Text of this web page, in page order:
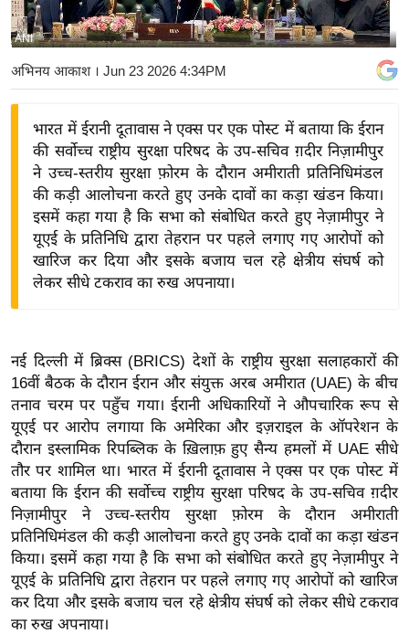
य
बि
ज़
ने
द्यो
वि
ज्ञ
रा
य
ब
ज
ट
खे
ल
क्रि
के
ट
ANI
अभिनय आकाश। Jun 23 2026 4:34PM
भारत में ईरानी दूतावास ने एक्स पर एक पोस्ट में बताया कि ईरान
की सर्वोच्च राष्ट्रीय सुरक्षा परिषद के उप-सचिव ग़दीर निज़ामीपुर
ने उच्च-स्तरीय सुरक्षा फ़ोरम के दौरान अमीराती प्रतिनिधिमंडल
की कड़ी आलोचना करते हुए उनके दावों का कड़ा खंडन किया।
इसमें कहा गया है कि सभा को संबोधित करते हुए नेज़ामीपुर ने
यूएई के प्रतिनिधि द्वारा तेहरान पर पहले लगाए गए आरोपों को
खारिज कर दिया और इसके बजाय चल रहे क्षेत्रीय संघर्ष को
लेकर सीधे टकराव का रुख अपनाया।
नई दिल्ली में ब्रिक्स (BRICS) देशों के राष्ट्रीय सुरक्षा सलाहकारों की
16वीं बैठक के दौरान ईरान और संयुक्त अरब अमीरात (UAE) के बीच
तनाव चरम पर पहुँच गया। ईरानी अधिकारियों ने औपचारिक रूप से
यूएई पर आरोप लगाया कि अमेरिका और इज़राइल के ऑपरेशन के
दौरान इस्लामिक रिपब्लिक के ख़िलाफ़ हुए सैन्य हमलों में UAE सीधे
तौर पर शामिल था। भारत में ईरानी दूतावास ने एक्स पर एक पोस्ट में
बताया कि ईरान की सर्वोच्च राष्ट्रीय सुरक्षा परिषद के उप-सचिव ग़दीर
निज़ामीपुर ने उच्च-स्तरीय सुरक्षा फ़ोरम के दौरान अमीराती
प्रतिनिधिमंडल की कड़ी आलोचना करते हुए उनके दावों का कड़ा खंडन
किया। इसमें कहा गया है कि सभा को संबोधित करते हुए नेज़ामीपुर ने
यूएई के प्रतिनिधि द्वारा तेहरान पर पहले लगाए गए आरोपों को खारिज
कर दिया और इसके बजाय चल रहे क्षेत्रीय संघर्ष को लेकर सीधे टकराव
का रुख अपनाया।